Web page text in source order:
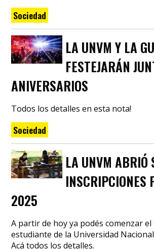
Sociedad
LA UNVM Y LA
FESTEJARÁN
ANIVERSARIOS
Todos los detalles en esta nota!
Sociedad
LA UNVM ABRIÓ
INSCRIPCIONES
2025
A partir de hoy ya podés comenzar
estudiante de la Universidad
Acá todos los detalles.